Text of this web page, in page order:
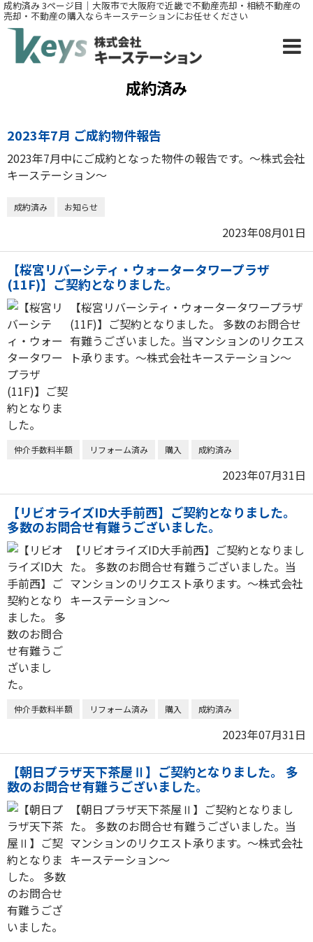
成約済み 3ページ目｜大阪市で大阪府で近畿で不動産売却・相続不動産の
売却・不動産の購入ならキーステーションにお任せください
成約済み
2023年7月 ご成約物件報告
2023年7月中にご成約となった物件の報告です。～株式会社
キーステーション～
成約済み お知らせ
2023年08月01日
【桜宮リバーシティ・ウォータータワープラザ
(11F)】ご契約となりました。
【桜宮リバーシティ・ウォータータワープラザ
(11F)】ご契約となりました。 多数のお問合せ
有難うございました。当マンションのリクエス
ト承ります。～株式会社キーステーション～
仲介手数料半額 リフォーム済み 購入 成約済み
2023年07月31日
【リビオライズID大手前西】ご契約となりました。
多数のお問合せ有難うございました。
【リビオライズID大手前西】ご契約となりまし
た。 多数のお問合せ有難うございました。当
マンションのリクエスト承ります。～株式会社
キーステーション～
仲介手数料半額 リフォーム済み 購入 成約済み
2023年07月31日
【朝日プラザ天下茶屋Ⅱ】ご契約となりました。 多
数のお問合せ有難うございました。
【朝日プラザ天下茶屋Ⅱ】ご契約となりまし
た。 多数のお問合せ有難うございました。当
マンションのリクエスト承ります。～株式会社
キーステーション～